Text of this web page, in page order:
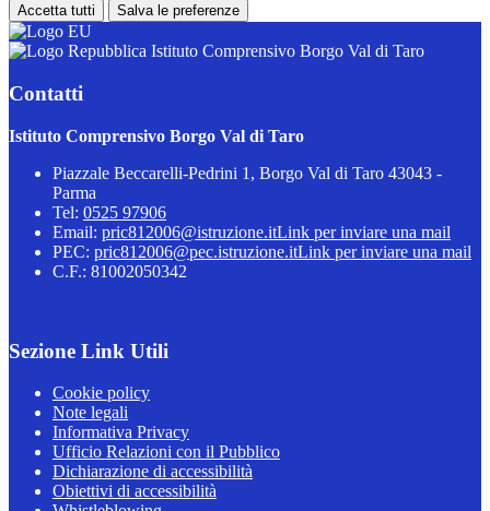
Accetta tutti Salva le preferenze
Istituto Comprensivo Borgo Val di Taro
Contatti
Istituto Comprensivo Borgo Val di Taro
Piazzale Beccarelli-Pedrini 1, Borgo Val di Taro 43043 -
Parma
Tel: 0525 97906
Email: pric812006@istruzione.itLink per inviare una mail
PEC: pric812006@pec.istruzione.itLink per inviare una mail
C.F.: 81002050342
Sezione Link Utili
Cookie policy
Note legali
Informativa Privacy
Ufficio Relazioni con il Pubblico
Dichiarazione di accessibilità
Obiettivi di accessibilità